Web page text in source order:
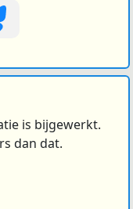
is bijgewerkt.
dan dat.